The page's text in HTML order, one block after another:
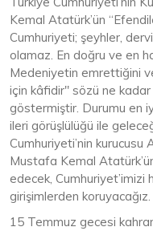
Kemal Atatürk’ün
Cumhuriyeti; şeyhler,
olamaz. En doğru ve en
Medeniyetin emrettiğini
için kâfidir" sözü ne
göstermiştir. Durumu en
ileri görüşlülüğü ile
Cumhuriyeti’nin kurucusu
Mustafa Kemal
edecek, Cumhuriyet’imizi
girişimlerden koruyacağız.
15 Temmuz gecesi